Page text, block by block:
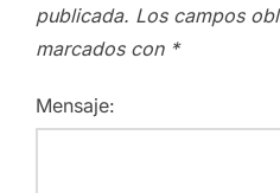
publicada. Los campos
marcados con *
Mensaje: